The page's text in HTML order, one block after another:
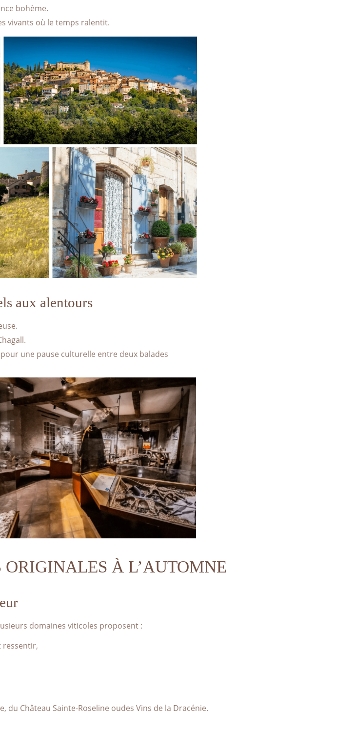
bohème.
vivants où le temps ralentit.
aux alentours
pour une pause culturelle entre deux balades
À L’AUTOMNE
domaines viticoles proposent :
ressentir,
du Château Sainte-Roseline oudes Vins de la Dracénie.
ACTUALITÉS